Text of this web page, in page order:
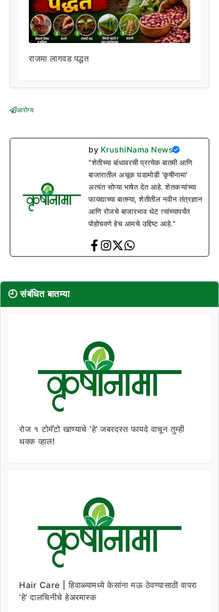
राजमा लागवड पद्धत
आरोग्य
by KrushiNama News
"शेतीच्या बांधावरची प्रत्येक बातमी आणि
बाजारातील अचूक घडामोडी 'कृषीनामा'
अत्यंत सोप्या भाषेत देत आहे. शेतकऱ्यांच्या
फायद्याच्या बातम्या, शेतीतील नवीन तंत्रज्ञान
आणि रोजचे बाजारभाव थेट त्यांच्यापर्यंत
पोहोचवणे हेच आमचे उद्दिष्ट आहे."
🕘 संबंधित बातम्या
रोज १ टोमॅटो खाण्याचे ‘हे’ जबरदस्त फायदे वाचून तुम्ही
थक्क व्हाल!
Hair Care | हिवाळ्यामध्ये केसांना मऊ ठेवण्यासाठी वापरा
‘हे’ दालचिनीचे हेअरमास्क